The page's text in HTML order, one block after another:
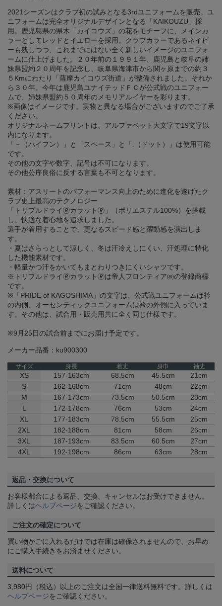
2021シーズンはクラブ初の試みとなる3rdユニフォームを販売。ユ
ニフォームは完全オリジナルデザインとなる「KAIKOUZU」採
用。鹿児島県の県木「カイコウズ」の花をモチーフに、メインカ
ラーとしてレッドとイエローを採用。クラブカラーであるネイビ
ーも残しつつ、これまでにはない全く新しいイメージのユニフォ
ームに仕上げました。２０年前の１９９１年、鹿児島と岐阜の姉
妹県盟約２０周年を記念し、岐阜県海津市から関ヶ原までの約３
５Kmにわたり「薩摩カイコウズ街道」が整備されました。それか
ら３０年。今年は鹿児島ユナイテッドＦＣが公式戦のユニフォー
ムで、姉妹県盟約５０周年のメモリアルイヤーを彩ります。
※画像はイメージです。実物と異なる場合がございますのでご了承
ください。
オリジナルネームプリントは、アルファベット大文字で19文字以
内になります。
「－（ハイフン）」と「スペース」と「.（ドット）」は使用可能
です。
その他の文字や数字、記号は不可になります。
その他公序良俗に反する言葉も不可となります。
素材：アスリートのパフォーマンス向上のために進化を遂げたク
ラブ史上最高のテクノロジー
「トリプルドライ🄬カラット🄬」（ポリエステル100%）を搭載
し、快適な着心地を追求しました。
選手が着用することで、更なるスピード感と躍動感を演出しま
す。
・夏はさらっとして涼しく、冬は汗冷えしにくい、汗処理に特化
した機能素材です。
・軽量かつ汗をかいてもまとわりつきにくいシャツです。
※トリプルドライ🄬カラット🄬は帝人フロンティア㈱の登録商標
です。
※「PRIDE of KAGOSHIMA」の文字は、公式戦ユニフォームは衿
の内側、オーセンティックユニフォームは衿の外側に入っていま
す。その他は、試合用・販売用共に全く同じ仕様です。
※9月25日の試合前までにお届け予定です。
メーカー品番：ku900300
サイズ 身長 着丈 身巾 袖丈
XS 157-163cm 68.5cm 45.5cm
21cm
S
162-168cm 71cm 48cm
22cm
M
167-173cm 73.5cm 50.5cm
23cm
L
172-178cm 76cm 53cm
24cm
XL
177-183cm 78.5cm 55.5cm
25cm
2XL
182-188cm 81cm 58cm
26cm
3XL
187-193cm 83.5cm 60.5cm
27cm
4XL
192-198cm 86cm 63cm 28cm
返品・交換について
お客様都合による返品、交換、キャンセルはお受けできません。
詳しくはヘルプページをご確認ください。
ご注文の確定について
買い物かごに入れるだけでは在庫は確保されませんので、お早め
にご購入手続きをお済ませください。
送料について
3,980円（税込）以上のご注文は全国一律送料無料です。詳しくは
ヘルプページをご確認ください。